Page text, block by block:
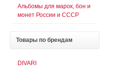
Альбомы для марок, бон и
монет России и СССР
Товары по брендам
DIVARI